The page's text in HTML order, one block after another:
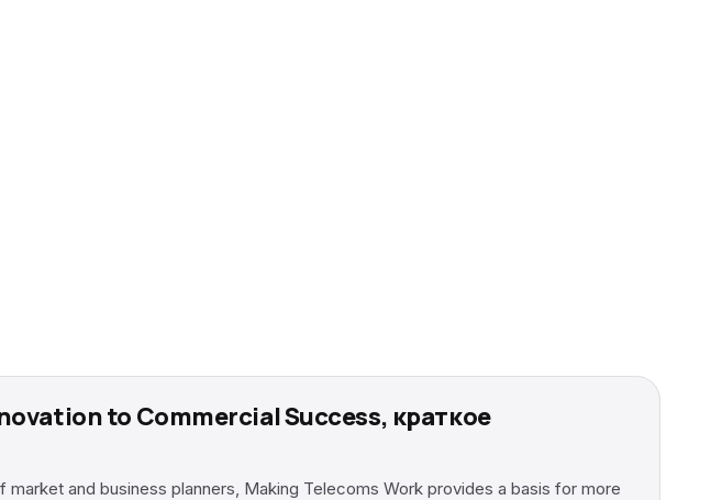
to Commercial Success, краткое
and business planners, Making Telecoms Work provides a basis for more